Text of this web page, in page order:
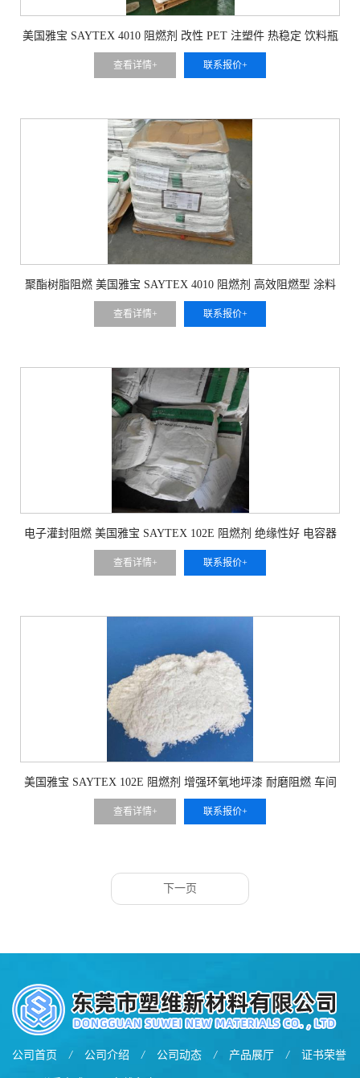
美国雅宝 SAYTEX 4010 阻燃剂 改性 PET 注塑件 热稳定 饮料瓶
坯防火适配
查看详情+ 联系报价+
聚酯树脂阻燃 美国雅宝 SAYTEX 4010 阻燃剂 高效阻燃型 涂料
查看详情+ 联系报价+
电子灌封阻燃 美国雅宝 SAYTEX 102E 阻燃剂 绝缘性好 电容器
查看详情+ 联系报价+
美国雅宝 SAYTEX 102E 阻燃剂 增强环氧地坪漆 耐磨阻燃 车间
查看详情+ 联系报价+
下一页
公司首页 / 公司介绍 / 公司动态 / 产品展厅 / 证书荣誉